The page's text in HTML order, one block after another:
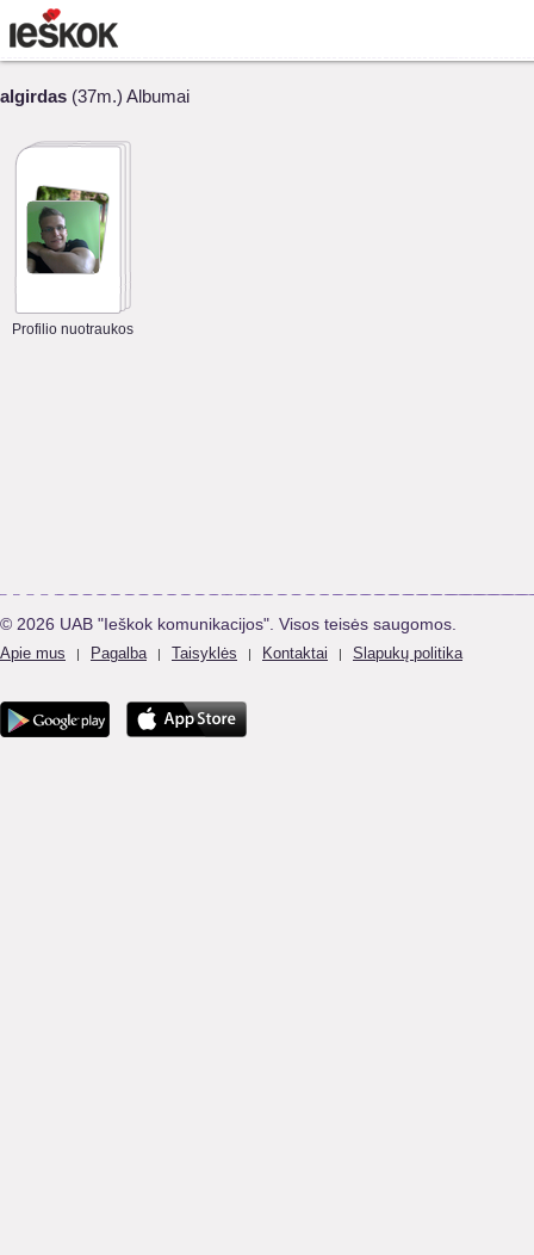
algirdas (37m.) Albumai
Profilio nuotraukos
© 2026 UAB "Ieškok komunikacijos". Visos teisės saugomos.
Apie mus | Pagalba | Taisyklės | Kontaktai | Slapukų politika